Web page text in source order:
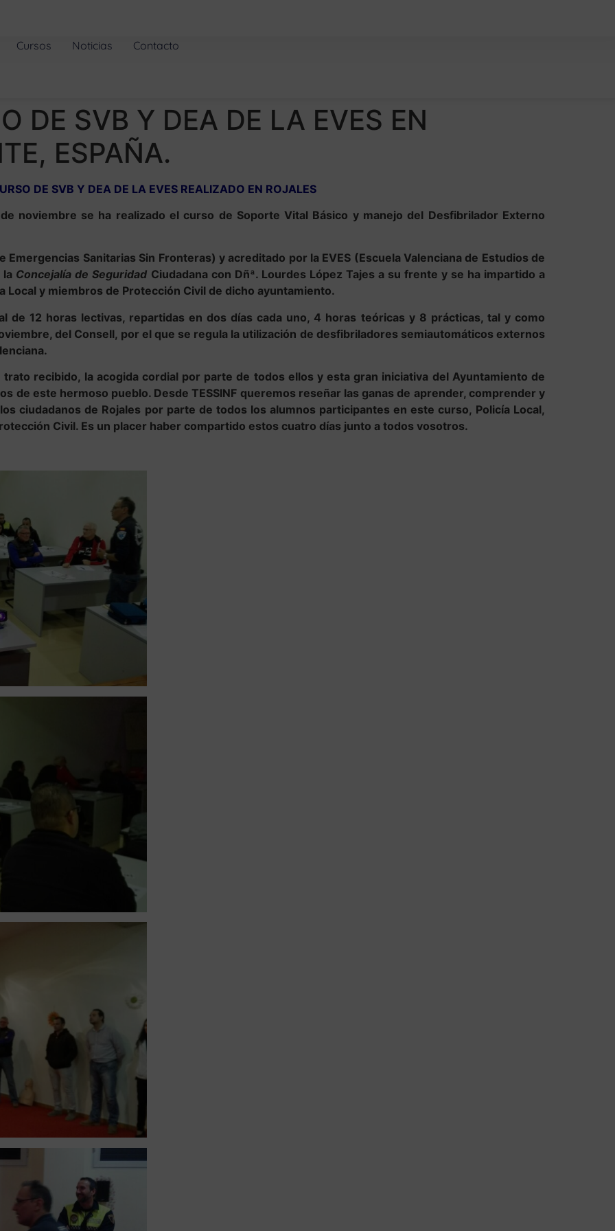
Cursos Noticias Contacto
DE SVB Y DEA DE LA EVES EN
ESPAÑA.
DE SVB Y DEA DE LA EVES REALIZADO EN ROJALES
noviembre se ha realizado el curso de Soporte Vital Básico y manejo del Desfibrilador Externo
Emergencias Sanitarias Sin Fronteras) y acreditado por la EVES (Escuela Valenciana de Estudios de
Concejalía de Seguridad Ciudadana con Dñª. Lourdes López Tajes a su frente y se ha impartido a
Local y miembros de Protección Civil de dicho ayuntamiento.
de 12 horas lectivas, repartidas en dos días cada uno, 4 horas teóricas y 8 prácticas, tal y como
del Consell, por el que se regula la utilización de desfibriladores semiautomáticos externos
recibido, la acogida cordial por parte de todos ellos y esta gran iniciativa del Ayuntamiento de
de este hermoso pueblo. Desde TESSINF queremos reseñar las ganas de aprender, comprender y
ciudadanos de Rojales por parte de todos los alumnos participantes en este curso, Policía Local,
Civil. Es un placer haber compartido estos cuatro días junto a todos vosotros.